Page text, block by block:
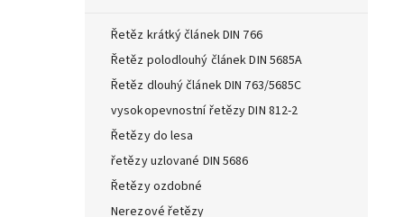
Řetěz krátký článek DIN 766
Řetěz polodlouhý článek DIN 5685A
Řetěz dlouhý článek DIN 763/5685C
vysokopevnostní řetězy DIN 812-2
Řetězy do lesa
řetězy uzlované DIN 5686
Řetězy ozdobné
Nerezové řetězy